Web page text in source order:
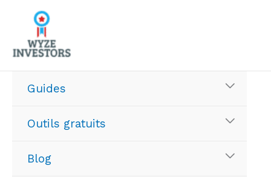
contenu
Guides
Outils gratuits
Blog